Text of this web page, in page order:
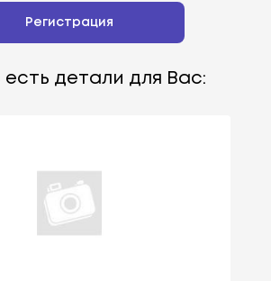
Регистрация
есть детали для Вас: